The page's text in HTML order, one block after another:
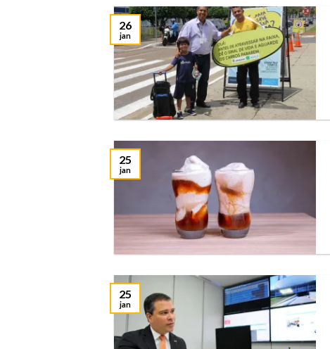
26
jan
25
jan
25
jan